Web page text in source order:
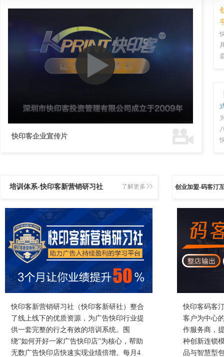
2021-6-28
助力安全生产防护，公物结合二维码落实智慧政务码上查
党建宣传结合二维码，5天10多万人齐参与
互联网+共享经济，为传统升级带来了新的希望！
智慧党建VR体验，现在的党建模式愈发多元化
“一村一码”，小小二维码扫出乡村致富路 2021-6-23
新闻：611期·呼和浩特 | 2021年赛道过半，广告店如何把握下一波商机
快印客企业宣传片
培训体系-快印客新营销研习社 了解更多
快印客新营销研习社（快印客新研社）整合
了线上线下的优质资源，为广告快印行业提
供一套完整的行之有效的培训系统。围
绕”如何开好一家广告快印店”为核心，帮助
无数广告快印店快速实现业绩倍增。每月4
创业加盟-码客汀
快印客码客
客户为中心
作服务商，
种创新连锁
品与智慧型